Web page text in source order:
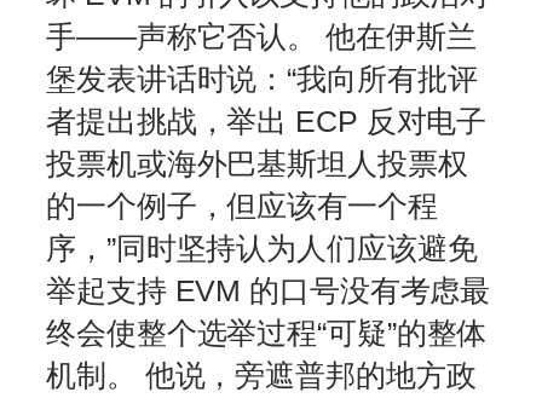
手——声称它否认。 他在伊斯兰
堡发表讲话时说：“我向所有批评
者提出挑战，举出 ECP 反对电子
投票机或海外巴基斯坦人投票权
的一个例子，但应该有一个程
序，”同时坚持认为人们应该避免
举起支持 EVM 的口号没有考虑最
终会使整个选举过程“可疑”的整体
机制。 他说，旁遮普邦的地方政